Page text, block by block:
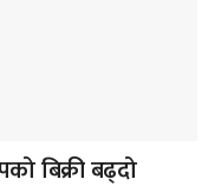
बिक्री बढ्दो